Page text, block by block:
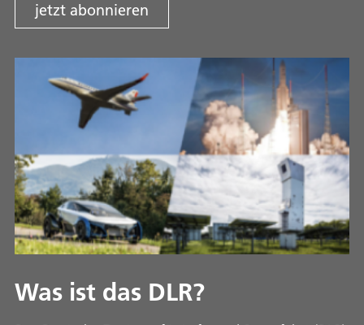
jetzt abonnieren
Was ist das DLR?